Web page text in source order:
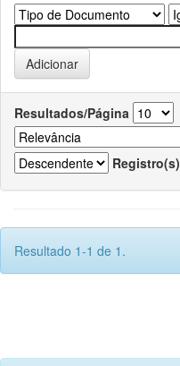
Resultados/Página
Registro(s)
Resultado 1-1 de 1.